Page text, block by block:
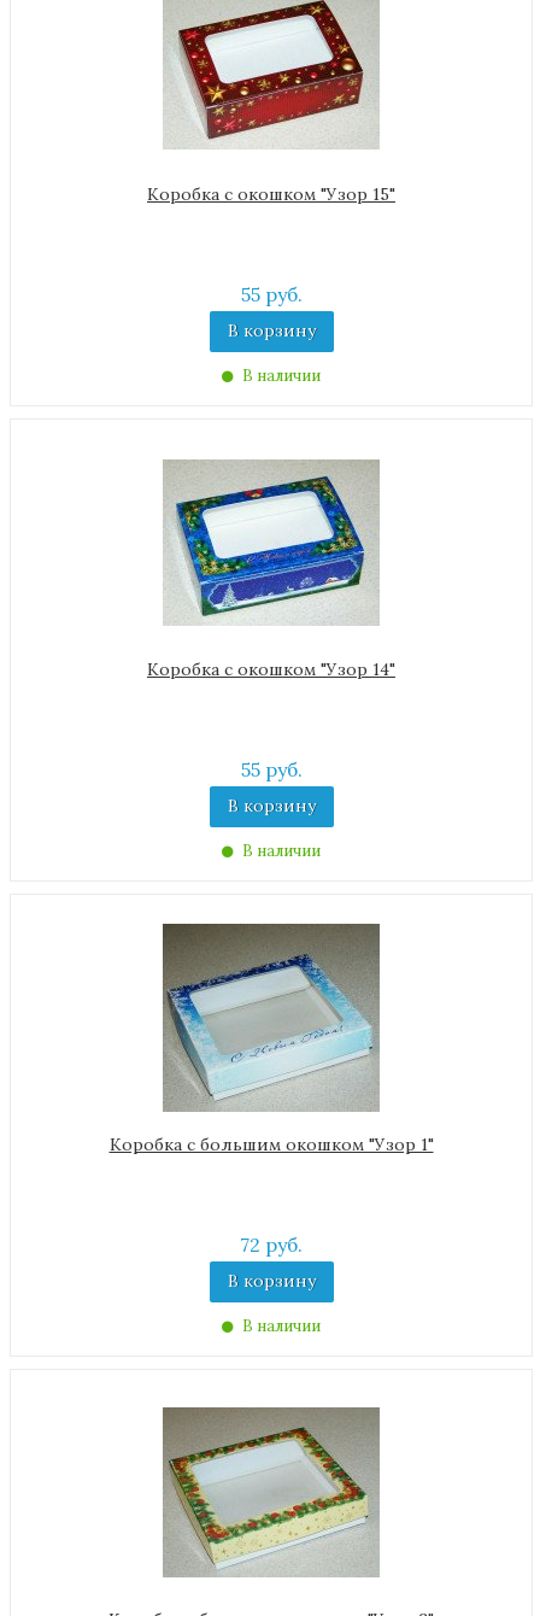
Коробка с окошком "Узор 15"
55 руб.
В корзину
В наличии
Коробка с окошком "Узор 14"
55 руб.
В корзину
В наличии
Коробка с большим окошком "Узор 1"
72 руб.
В корзину
В наличии